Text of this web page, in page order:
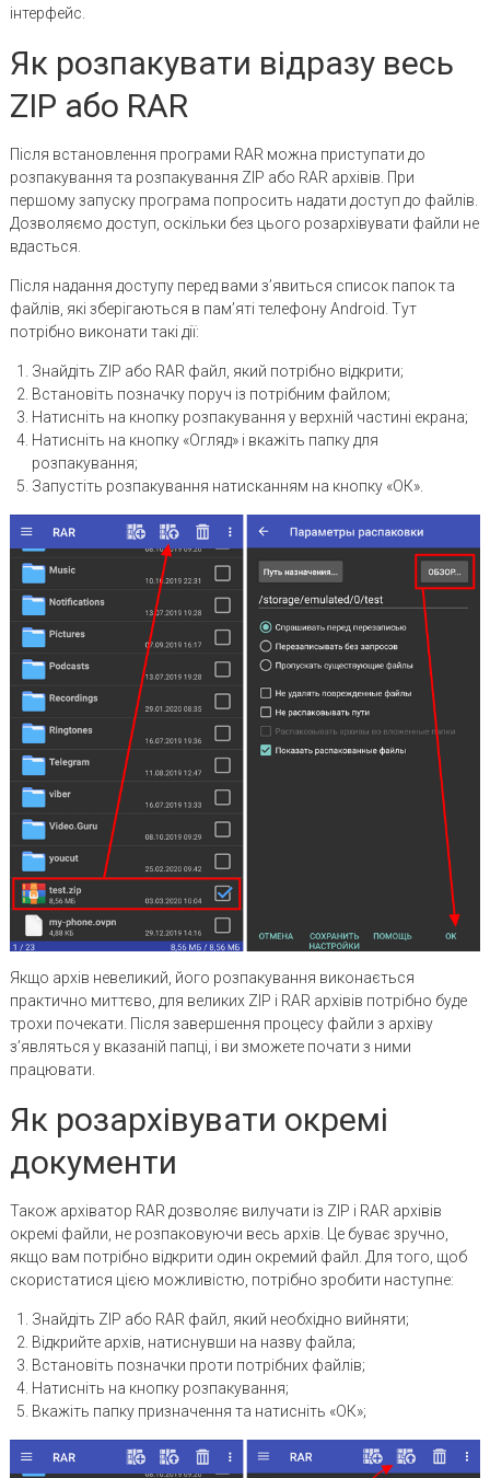
інтерфейс.
Як розпакувати відразу весь
ZIP або RAR
Після встановлення програми RAR можна приступати до
розпакування та розпакування ZIP або RAR архівів. При
першому запуску програма попросить надати доступ до файлів.
Дозволяємо доступ, оскільки без цього розархівувати файли не
вдасться.
Після надання доступу перед вами з’явиться список папок та
файлів, які зберігаються в пам’яті телефону Android. Тут
потрібно виконати такі дії:
Знайдіть ZIP або RAR файл, який потрібно відкрити;
Встановіть позначку поруч із потрібним файлом;
Натисніть на кнопку розпакування у верхній частині екрана;
Натисніть на кнопку «Огляд» і вкажіть папку для
розпакування;
Запустіть розпакування натисканням на кнопку «ОК».
Якщо архів невеликий, його розпакування виконається
практично миттєво, для великих ZIP і RAR архівів потрібно буде
трохи почекати. Після завершення процесу файли з архіву
з’являться у вказаній папці, і ви зможете почати з ними
працювати.
Як розархівувати окремі
документи
Також архіватор RAR дозволяє вилучати із ZIP і RAR архівів
окремі файли, не розпаковуючи весь архів. Це буває зручно,
якщо вам потрібно відкрити один окремий файл. Для того, щоб
скористатися цією можливістю, потрібно зробити наступне:
Знайдіть ZIP або RAR файл, який необхідно вийняти;
Відкрийте архів, натиснувши на назву файла;
Встановіть позначки проти потрібних файлів;
Натисніть на кнопку розпакування;
Вкажіть папку призначення та натисніть «ОК»;